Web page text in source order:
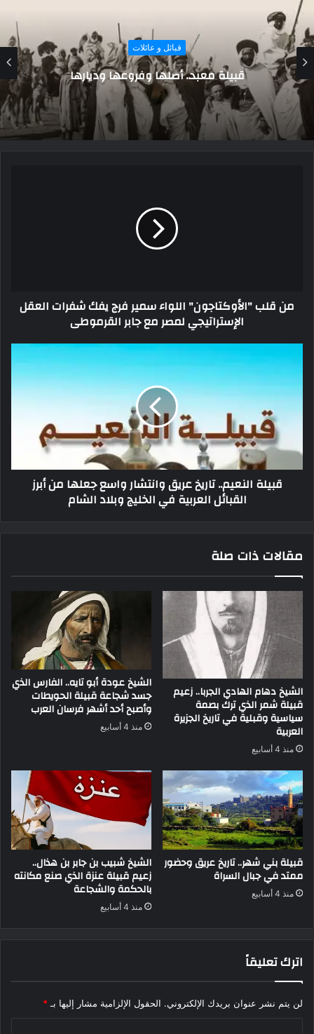
قبائل و عائلات
شعب الباجاو بدو البحر..تعرف على قصتهم
من قلب "الأوكتاجون" اللواء سمير فرج يفك شفرات العقل
الإستراتيجي لمصر مع جابر القرموطى
قبيلة النعيم.. تاريخ عريق وانتشار واسع جعلها من أبرز
القبائل العربية في الخليج وبلاد الشام
مقالات ذات صلة
الشيخ دهام الهادي الجربا.. زعيم
قبيلة شمر الذي ترك بصمة
سياسية وقبلية في تاريخ الجزيرة
العربية
منذ 4 أسابيع
الشيخ عودة أبو تايه.. الفارس الذي
جسد شجاعة قبيلة الحويطات
وأصبح أحد أشهر فرسان العرب
منذ 4 أسابيع
قبيلة بني شهر.. تاريخ عريق وحضور
ممتد في جبال السراة
منذ 4 أسابيع
الشيخ شبيب بن جابر بن هذال..
زعيم قبيلة عنزة الذي صنع مكانته
بالحكمة والشجاعة
منذ 4 أسابيع
اترك تعليقاً
لن يتم نشر عنوان بريدك الإلكتروني. الحقول الإلزامية مشار إليها بـ *